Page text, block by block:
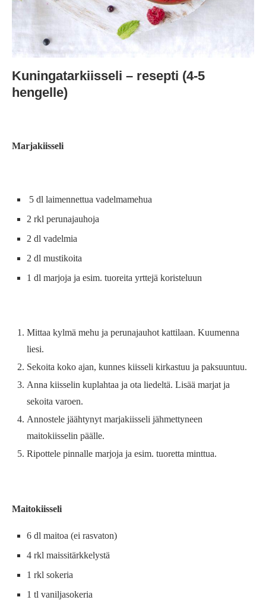
Kuningatarkiisseli – resepti (4-5
hengelle)
Marjakiisseli
5 dl laimennettua vadelmamehua
2 rkl perunajauhoja
2 dl vadelmia
2 dl mustikoita
1 dl marjoja ja esim. tuoreita yrttejä koristeluun
Mittaa kylmä mehu ja perunajauhot kattilaan. Kuumenna
liesi.
Sekoita koko ajan, kunnes kiisseli kirkastuu ja paksuuntuu.
Anna kiisselin kuplahtaa ja ota liedeltä. Lisää marjat ja
sekoita varoen.
Annostele jäähtynyt marjakiisseli jähmettyneen
maitokiisselin päälle.
Ripottele pinnalle marjoja ja esim. tuoretta minttua.
Maitokiisseli
6 dl maitoa (ei rasvaton)
4 rkl maissitärkkelystä
1 rkl sokeria
1 tl vaniljasokeria